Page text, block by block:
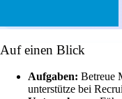
Auf einen Blick
Aufgaben: Betreue
unterstütze bei